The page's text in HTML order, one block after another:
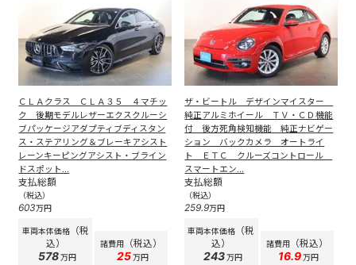
ＣＬＡクラス ＣＬＡ３５ ４マチッ
ク 後期モデルレザーエクスクルーシ
ブパッケージアダプティブディスタン
ス・ステアリング＆ブレーキアシスト
レーンキーピングアシスト・ブライン
ドスポット...
支払総額
（税込）
603万円
車両本体価格（税
込）
578 万円
諸費用（税込）
25万円
ザ・ビートル デザインマイスター
純正アルミホイール ＴＶ・ＣＤ機能
付 後方死角検知機能 純正ナビゲー
ション バックカメラ オートライ
ト ＥＴＣ クルーズコントロール
スマートエン...
支払総額
（税込）
259.9万円
車両本体価格
（税
込）
243万円
諸費用（税込）
16.9万円